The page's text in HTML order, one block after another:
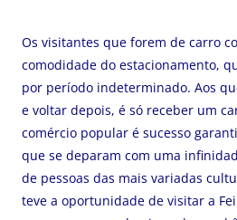
Os visitantes que forem de carro
comodidade do estacionamento,
por período indeterminado. Aos
e voltar depois, é só receber um
comércio popular é sucesso
que se deparam com uma
de pessoas das mais variadas
teve a oportunidade de visitar a